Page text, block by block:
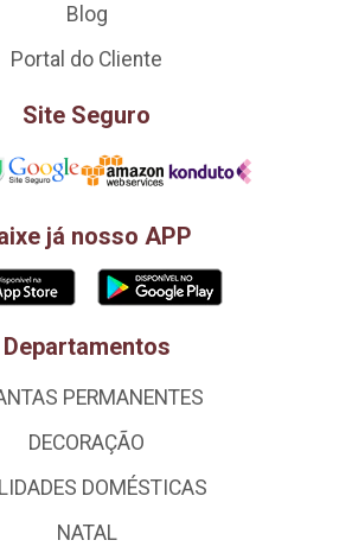
Blog
Portal do Cliente
Site Seguro
já nosso APP
Departamentos
PERMANENTES
DECORAÇÃO
DOMÉSTICAS
NATAL